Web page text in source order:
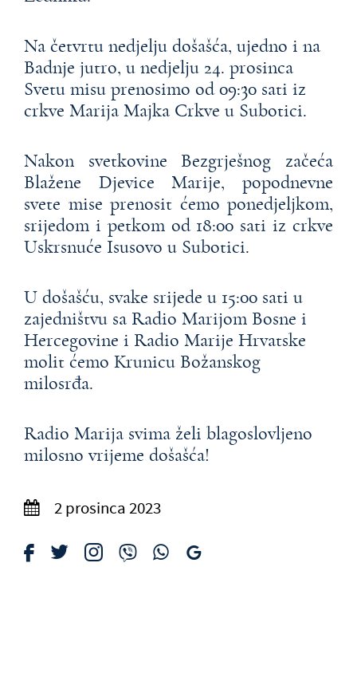
Na četvrtu nedjelju došašća, ujedno i na
Badnje jutro, u nedjelju 24. prosinca
Svetu misu prenosimo od 09:30 sati iz
crkve Marija Majka Crkve u Subotici.
Nakon svetkovine Bezgrješnog začeća
Blažene Djevice Marije, popodnevne
svete mise prenosit ćemo ponedjeljkom,
srijedom i petkom od 18:00 sati iz crkve
Uskrsnuće Isusovo u Subotici.
U došašću, svake srijede u 15:00 sati u
zajedništvu sa Radio Marijom Bosne i
Hercegovine i Radio Marije Hrvatske
molit ćemo Krunicu Božanskog
milosrđa.
Radio Marija svima želi blagoslovljeno
milosno vrijeme došašća!
2 prosinca 2023